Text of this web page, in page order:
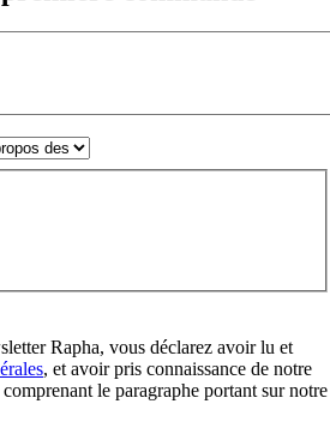
Rapha, vous déclarez avoir lu et
, et avoir pris connaissance de notre
comprenant le paragraphe portant sur notre